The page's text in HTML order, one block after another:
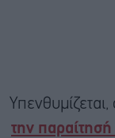
την